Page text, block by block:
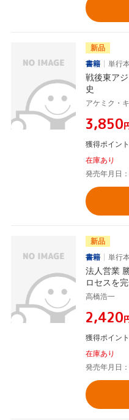
新品
書籍
単行
戦後東ア
史
アケミク・
¥3,850
獲得ポイン
在庫あり
発売年月日
新品
書籍
単行
法人営業
ロセスを
高橋浩一
¥2,420
獲得ポイン
在庫あり
発売年月日